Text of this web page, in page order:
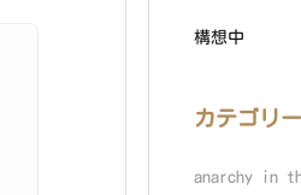
構想中
カテゴリー
anarchy in